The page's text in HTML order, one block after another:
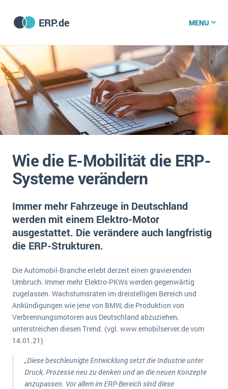
ERP.de
ERP software
Die 15 Schritte einer ERP‑Einführung
Was ist ERP?
Hintergrund
ERP-Software nach Branche
Plattform
Funktionalitäten
Kosten
Suche
Auswahl
Einführung
Schulung
Auswertung
Service und Wartung
ERP vergleichen
ERP für jede Branche
ERP-Software nach Branchen
Ämter
Bildungseinrichtungen
E-commerce
Einzelhandel
Finanzen
Grosshandel
Handel
Handwerk
Health Care
IKT
Installation
Landwirtschaft
ERP Wissenszentrum
Vorgestellt
Die 4 Komponenten eines CRM-Systems
5 Funktionen einer ERP-Software für Konzerne
Was ist Data Mining? - Ein Leitfaden für Unternehmen
ERP Wissenszentrum
Was ist ERP?
ERP-Experten
Offene Stellen bei ERP-Lieferanten
DSGVO/GDPR
Impressum
Kontakt
MENU
Wie die E-Mobilität die ERP-
Systeme verändern
Immer mehr Fahrzeuge in Deutschland
werden mit einem Elektro-Motor
ausgestattet. Die verändere auch langfristig
die ERP-Strukturen.
Die Automobil-Branche erlebt derzeit einen gravierenden
Umbruch. Immer mehr Elektro-PKWs werden gegenwärtig
zugelassen. Wachstumsraten im dreistelligen Bereich und
Ankündigungen wie jene von BMW, die Produktion von
Verbrennungsmotoren aus Deutschland abzuziehen,
unterstreichen diesen Trend. (vgl. www.emobilserver.de vom
14.01.21)
„Diese beschleunigte Entwicklung setzt die Industrie unter
Druck, Prozesse neu zu denken und an die neuen Konzepte
anzupassen. Vor allem im ERP-Bereich sind diese